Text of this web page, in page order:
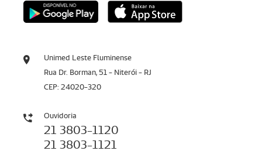
Unimed Leste Fluminense
Rua Dr. Borman, 51 - Niterói - RJ
CEP: 24020-320
Ouvidoria
21 3803-1120
21 3803-1121